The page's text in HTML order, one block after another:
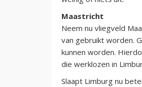
Maastricht
Neem nu vliegveld
van gebruikt worden.
kunnen worden.
die werklozen in
Slaapt Limburg nu